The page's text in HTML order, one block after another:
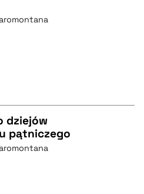
dziejów
pątniczego